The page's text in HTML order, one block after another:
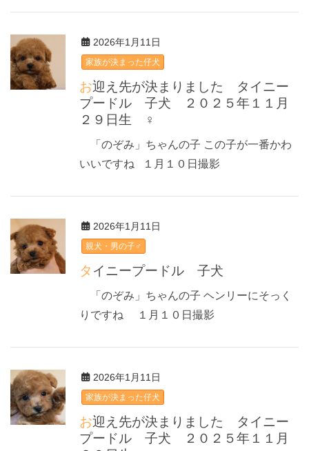
2026年1月11日
家族が決まった仔犬
お迎え先が決まりました タイニー
プードル 子犬 ２０２５年１１月
２９日生 ♀
「のぞみ」ちゃんの子 この子が一番かわ
いいですね １月１０日撮影
2026年1月11日
親犬・男の子♂
タイニープードル 子犬
「のぞみ」ちゃんの子 ヘンリーにそっく
りですね １月１０日撮影
2026年1月11日
家族が決まった仔犬
お迎え先が決まりました タイニー
プードル 子犬 ２０２５年１１月